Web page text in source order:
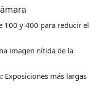
100 y 400 para reducir el
imagen nítida de la
Exposiciones más largas